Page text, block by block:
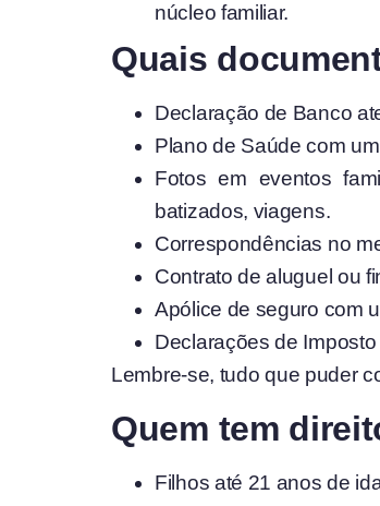
núcleo familiar.
Quais
Declaração de Banco
Plano de Saúde com
Fotos em eventos
batizados, viagens.
Correspondências no
Contrato de aluguel ou
Apólice de seguro com
Declarações de
Lembre-se, tudo que puder
Quem tem
Filhos até 21 anos de